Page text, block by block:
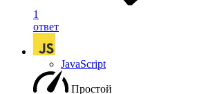
1
ответ
JavaScript
Простой